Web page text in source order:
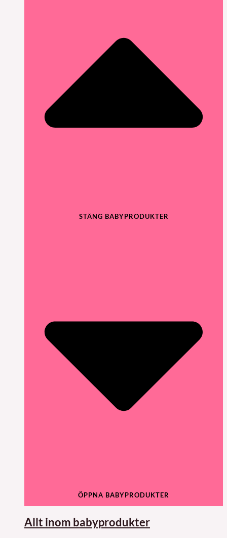
STÄNG BABYPRODUKTER
ÖPPNA BABYPRODUKTER
Allt inom babyprodukter